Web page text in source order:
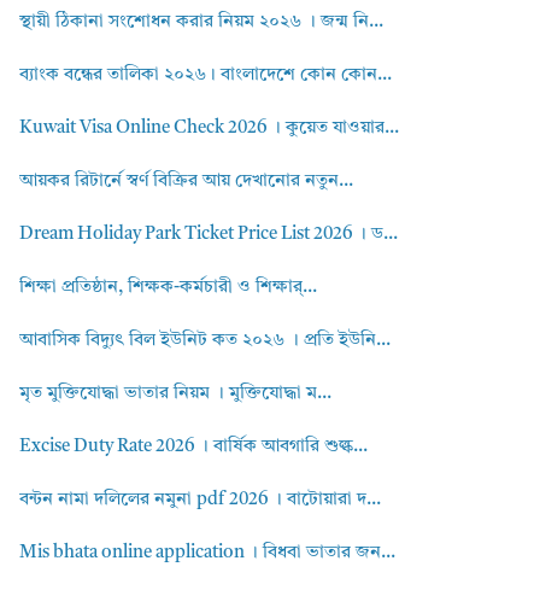
স্থায়ী ঠিকানা সংশোধন করার নিয়ম ২০২৬ । জন্ম নি...
ব্যাংক বন্ধের তালিকা ২০২৬। বাংলাদেশে কোন কোন...
Kuwait Visa Online Check 2026 । কুয়েত যাওয়ার...
আয়কর রিটার্নে স্বর্ণ বিক্রির আয় দেখানোর নতুন...
Dream Holiday Park Ticket Price List 2026 । ড...
শিক্ষা প্রতিষ্ঠান, শিক্ষক-কর্মচারী ও শিক্ষার্...
আবাসিক বিদ্যুৎ বিল ইউনিট কত ২০২৬ । প্রতি ইউনি...
মৃত মুক্তিযোদ্ধা ভাতার নিয়ম । মুক্তিযোদ্ধা ম...
Excise Duty Rate 2026 । বার্ষিক আবগারি শুল্ক...
বন্টন নামা দলিলের নমুনা pdf 2026 । বাটোয়ারা দ...
Mis bhata online application । বিধবা ভাতার জন...